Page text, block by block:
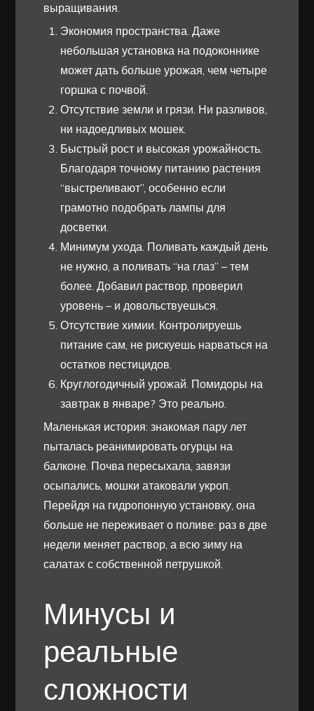
выращивания.
Экономия пространства. Даже
небольшая установка на подоконнике
может дать больше урожая, чем четыре
горшка с почвой.
Отсутствие земли и грязи. Ни разливов,
ни надоедливых мошек.
Быстрый рост и высокая урожайность.
Благодаря точному питанию растения
“выстреливают”, особенно если
грамотно подобрать лампы для
досветки.
Минимум ухода. Поливать каждый день
не нужно, а поливать “на глаз” – тем
более. Добавил раствор, проверил
уровень – и довольствуешься.
Отсутствие химии. Контролируешь
питание сам, не рискуешь нарваться на
остатков пестицидов.
Круглогодичный урожай. Помидоры на
завтрак в январе? Это реально.
Маленькая история: знакомая пару лет
пыталась реанимировать огурцы на
балконе. Почва пересыхала, завязи
осыпались, мошки атаковали укроп.
Перейдя на гидропонную установку, она
больше не переживает о поливе: раз в две
недели меняет раствор, а всю зиму на
салатах с собственной петрушкой.
Минусы и
реальные
сложности